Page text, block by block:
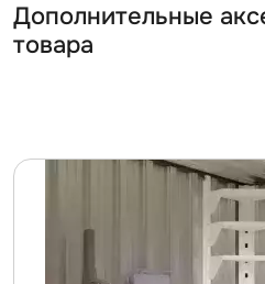
Дополнительные
товара